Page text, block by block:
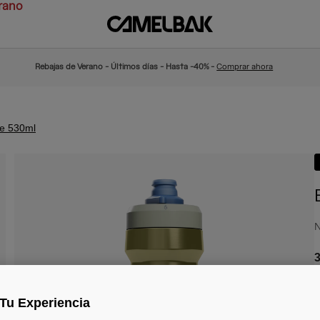
Rebajas de Verano - Últimos días - Hasta -40% -Comprar ahora
530ml
Experiencia